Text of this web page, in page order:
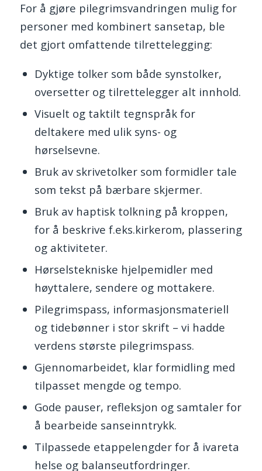
For å gjøre pilegrimsvandringen mulig for
personer med kombinert sansetap, ble
det gjort omfattende tilrettelegging:
Dyktige tolker som både synstolker,
oversetter og tilrettelegger alt innhold.
Visuelt og taktilt tegnspråk for
deltakere med ulik syns- og
hørselsevne.
Bruk av skrivetolker som formidler tale
som tekst på bærbare skjermer.
Bruk av haptisk tolkning på kroppen,
for å beskrive f.eks.kirkerom, plassering
og aktiviteter.
Hørselstekniske hjelpemidler med
høyttalere, sendere og mottakere.
Pilegrimspass, informasjonsmateriell
og tidebønner i stor skrift – vi hadde
verdens største pilegrimspass.
Gjennomarbeidet, klar formidling med
tilpasset mengde og tempo.
Gode pauser, refleksjon og samtaler for
å bearbeide sanseinntrykk.
Tilpassede etappelengder for å ivareta
helse og balanseutfordringer.